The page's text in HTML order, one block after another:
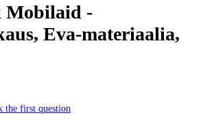
Mobilaid -
Eva-materiaalia,
the first question